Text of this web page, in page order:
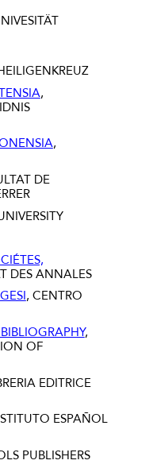
,
,
DE
DES ANNALES
, CENTRO
,
OF
EDITRICE
ESPAÑOL
PUBLISHERS